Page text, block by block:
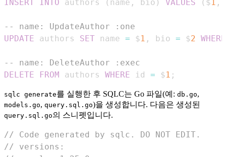
INSERT INTO authors ( name , bio ) VALUES ( $1 ,
-- name: UpdateAuthor :one
UPDATE authors SET name = $1 , bio = $2 WHERE
-- name: DeleteAuthor :exec
DELETE
FROM authors WHERE id = $1 ;
sqlc generate를 실행한 후 SQLC는 Go 파일(예: db.go,
models.go, query.sql.go)을 생성합니다. 다음은 생성된
query.sql.go의 스니펫입니다.
// Code generated by sqlc. DO NOT EDIT.
// versions: